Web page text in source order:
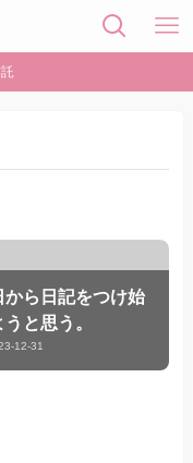
から日記をつけ始
と思う。
12-31